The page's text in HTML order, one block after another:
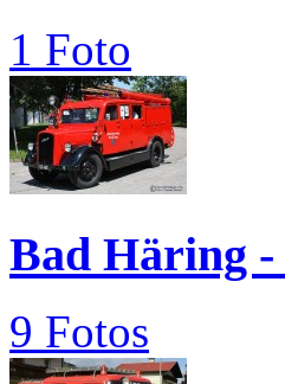
1 Foto
Bad Häring -
9 Fotos